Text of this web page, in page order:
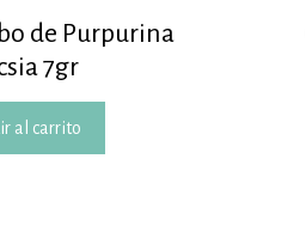
de Purpurina
7gr
al carrito